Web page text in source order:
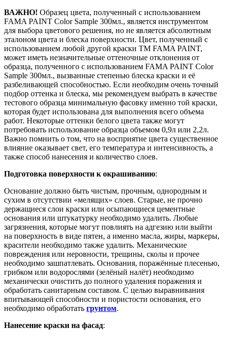
ВАЖНО! Образец цвета, полученный с использованием
FAMA PAINT Color Sample 300мл., является инструментом
для выбора цветового решения, но не является абсолютным
эталоном цвета и блеска поверхности. Цвет, полученный с
использованием любой другой краски ТМ FAMA PAINT,
может иметь незначительные оттеночные отклонения от
образца, полученного с использованием FAMA PAINT Color
Sample 300мл., вызванные степенью блеска краски и её
разбеливающей способностью. Если необходим очень точный
подбор оттенка и блеска, мы рекомендуем выбрать в качестве
тестового образца минимальную фасовку именно той краски,
которая будет использована для выполнения всего объема
работ. Некоторые оттенки белого цвета также могут
потребовать использование образца объемом 0,9л или 2,2л.
Важно помнить о том, что на восприятие цвета существенное
влияние оказывает свет, его температура и интенсивность, а
также способ нанесения и количество слоев.
Подготовка поверхности к окрашиванию:
Основание должно быть чистым, прочным, однородным и
сухим в отсутствии «мелящих» слоев. Старые, не прочно
держащиеся слои краски или осыпающиеся цементные
основания или штукатурку необходимо удалить. Любые
загрязнения, которые могут повлиять на адгезию или выйти
на поверхность в виде пятен, а именно масла, жиры, маркеры,
красители необходимо также удалить. Механические
повреждения или неровности, трещины, сколы и прочее
необходимо зашпатлевать. Основания, поражённые плесенью,
грибком или водорослями (зелёный налёт) необходимо
механически очистить до полного удаления поражения и
обработать санитарным составом. С целью выравнивания
впитывающей способности и пористости основания, его
необходимо обработать грунтом.
Нанесение краски на фасад: